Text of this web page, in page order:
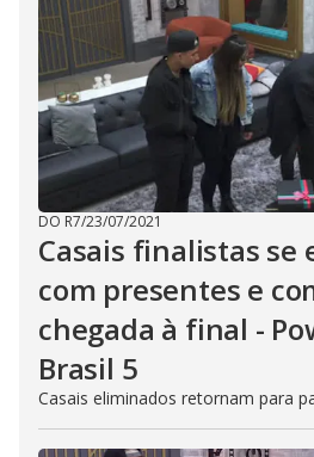
DO R7/23/07/2021
Casais finalistas se
com presentes e
chegada à final -
Brasil 5
Casais eliminados retornam para